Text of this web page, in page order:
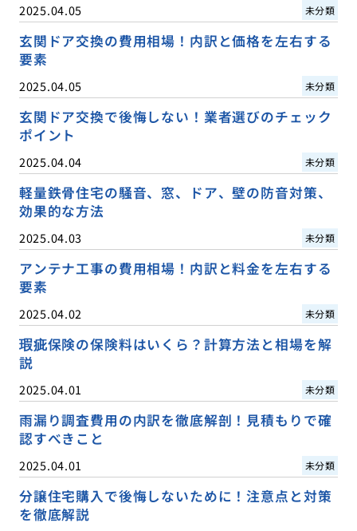
2025.04.05 未分類
玄関ドア交換の費用相場！内訳と価格を左右する
要素
2025.04.05 未分類
玄関ドア交換で後悔しない！業者選びのチェック
ポイント
2025.04.04 未分類
軽量鉄骨住宅の騒音、窓、ドア、壁の防音対策、
効果的な方法
2025.04.03 未分類
アンテナ工事の費用相場！内訳と料金を左右する
要素
2025.04.02 未分類
瑕疵保険の保険料はいくら？計算方法と相場を解
説
2025.04.01 未分類
雨漏り調査費用の内訳を徹底解剖！見積もりで確
認すべきこと
2025.04.01 未分類
分譲住宅購入で後悔しないために！注意点と対策
を徹底解説